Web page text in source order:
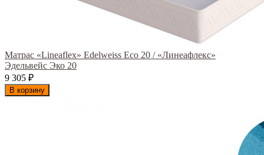
Матрас «Lineaflex» Edelweiss Eco 20 / «Линеафлекс»
Эдельвейс Эко 20
9 305 ₽
В корзину